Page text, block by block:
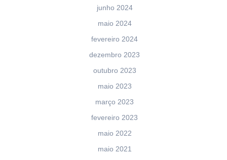
junho 2024
maio 2024
fevereiro 2024
dezembro 2023
outubro 2023
maio 2023
março 2023
fevereiro 2023
maio 2022
maio 2021